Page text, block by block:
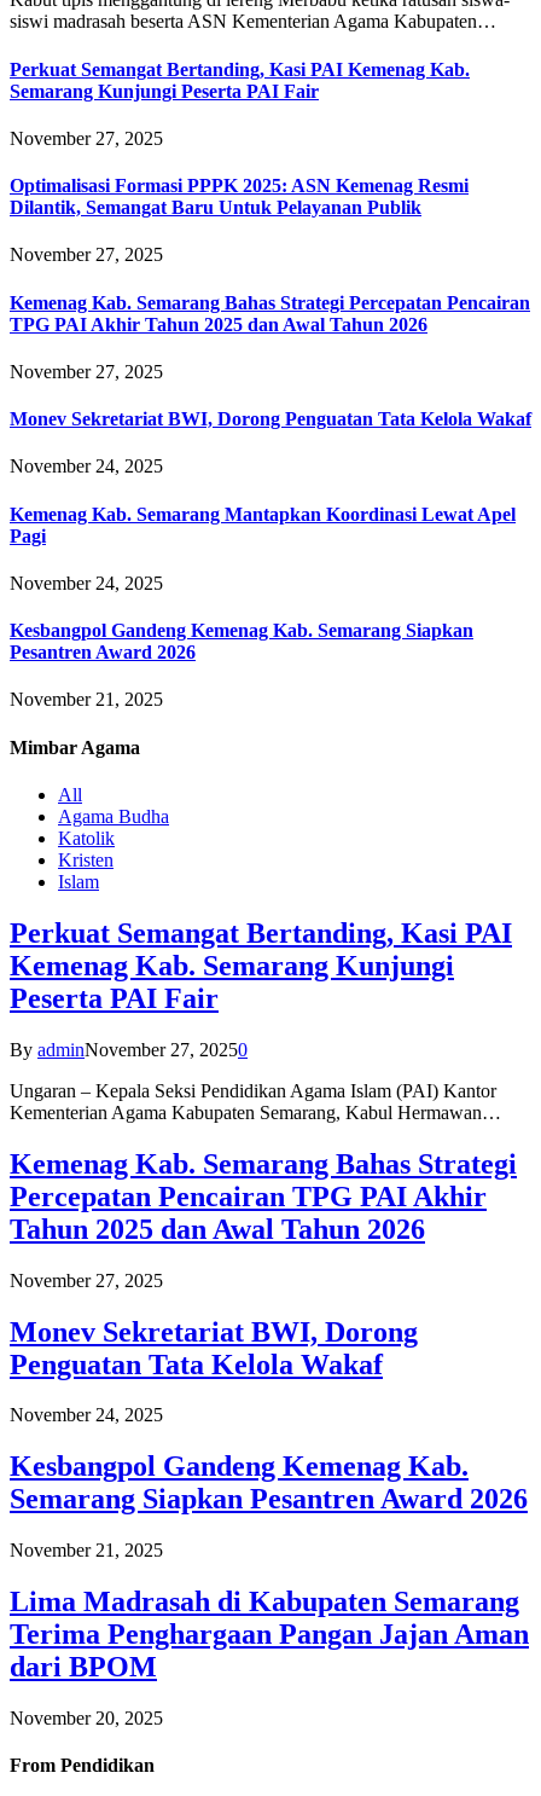
siswi madrasah beserta ASN Kementerian Agama Kabupaten…
Perkuat Semangat Bertanding, Kasi PAI Kemenag Kab.
Semarang Kunjungi Peserta PAI Fair
November 27, 2025
Optimalisasi Formasi PPPK 2025: ASN Kemenag Resmi
Dilantik, Semangat Baru Untuk Pelayanan Publik
November 27, 2025
Kemenag Kab. Semarang Bahas Strategi Percepatan Pencairan
TPG PAI Akhir Tahun 2025 dan Awal Tahun 2026
November 27, 2025
Monev Sekretariat BWI, Dorong Penguatan Tata Kelola Wakaf
November 24, 2025
Kemenag Kab. Semarang Mantapkan Koordinasi Lewat Apel
Pagi
November 24, 2025
Kesbangpol Gandeng Kemenag Kab. Semarang Siapkan
Pesantren Award 2026
November 21, 2025
Mimbar Agama
All
Agama Budha
Katolik
Kristen
Islam
Perkuat Semangat Bertanding, Kasi PAI
Kemenag Kab. Semarang Kunjungi
Peserta PAI Fair
By adminNovember 27, 20250
Ungaran – Kepala Seksi Pendidikan Agama Islam (PAI) Kantor
Kementerian Agama Kabupaten Semarang, Kabul Hermawan…
Kemenag Kab. Semarang Bahas Strategi
Percepatan Pencairan TPG PAI Akhir
Tahun 2025 dan Awal Tahun 2026
November 27, 2025
Monev Sekretariat BWI, Dorong
Penguatan Tata Kelola Wakaf
November 24, 2025
Kesbangpol Gandeng Kemenag Kab.
Semarang Siapkan Pesantren Award 2026
November 21, 2025
Lima Madrasah di Kabupaten Semarang
Terima Penghargaan Pangan Jajan Aman
dari BPOM
November 20, 2025
From Pendidikan